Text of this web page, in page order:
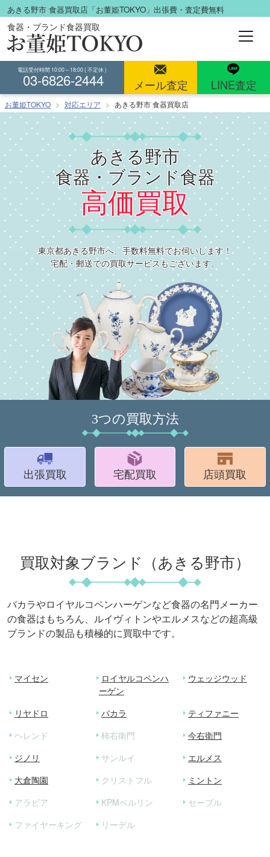
コ
ン
テ
ン
ツ
ス
キ
ッ
プ
あきる野市 食器買取店「お董姫TOKYO」出張費・査定費無料
食器・ブランド食器買取
電話受付時間 10:00～18:00 ( 不定休 )
03-6826-2444 メール査定 LINE査定
お董姫TOKYO 対応エリア あきる野市 食器買取店
あきる野市
食器・ブランド食器
高価買取
東京都あきる野市へ、手数料無料でお伺いします！
宅配・郵送での買取サービスもございます。
3つの買取方法
出張買取 宅配買取 店頭買取
買取対象ブランド（あきる野市）
バカラやロイヤルコペンハーゲンなど食器の名門メーカー
の食器はもちろん、 ルイヴィトンやエルメスなどの超高級
ブランドの製品も積極的に買取中です。
マイセン
ロイヤルコペンハ
ーゲン
ウェッジウッド
リヤドロ バカラ
ティファニー
ヘレンド
柿右衛門
今右衛門
ジノリ
サンルイ
エルメス
大倉陶園
クリストフル
ミントン
アラビア
KPMベルリン
セーブル
ファイヤーキング
リーデル